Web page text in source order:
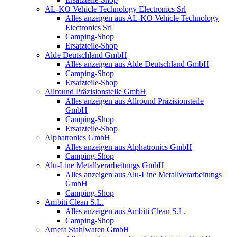
AL-KO Vehicle Technology Electronics Srl
Alles anzeigen aus AL-KO Vehicle Technology
Electronics Srl
Camping-Shop
Ersatzteile-Shop
Alde Deutschland GmbH
Alles anzeigen aus Alde Deutschland GmbH
Camping-Shop
Ersatzteile-Shop
Allround Präzisionsteile GmbH
Alles anzeigen aus Allround Präzisionsteile
GmbH
Camping-Shop
Ersatzteile-Shop
Alphatronics GmbH
Alles anzeigen aus Alphatronics GmbH
Camping-Shop
Alu-Line Metallverarbeitungs GmbH
Alles anzeigen aus Alu-Line Metallverarbeitungs
GmbH
Camping-Shop
Ambiti Clean S.L.
Alles anzeigen aus Ambiti Clean S.L.
Camping-Shop
Amefa Stahlwaren GmbH